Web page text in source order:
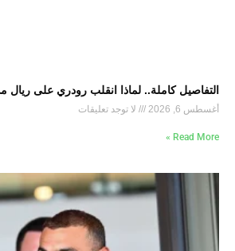
التفاصيل كاملة.. لماذا انقلب رودري على ريال
أغسطس 6, 2026 لا توجد تعليقات
Read More »